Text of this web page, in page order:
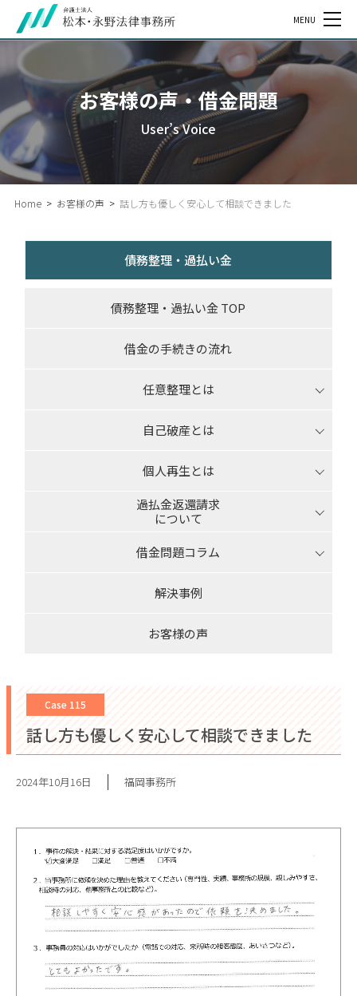
MENU
お客様の声・借金問題
User’s Voice
Home > お客様の声 > 話し方も優しく安心して相談できました
債務整理・過払い金
債務整理・過払い金 TOP
借金の手続きの流れ
任意整理とは
自己破産とは
個人再生とは
過払金返還請求
について
借金問題コラム
解決事例
お客様の声
Case 115
話し方も優しく安心して相談できました
2024年10月16日 福岡事務所